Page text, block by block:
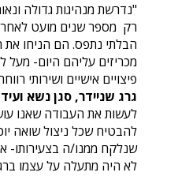
"נדרשת מנהיגות גדולה
רק מספר שנים מועט
הבלתי נתפס. הם הניחו את
פיצויים אישיים ושירותי
גרג שניידר, סגן נשא
לעשות את העבודה שאנו
להבטיח שכל ניצול שואה
שנלקח ממנו/ה בצעירותו-
לא היה מתעלה על עצמו